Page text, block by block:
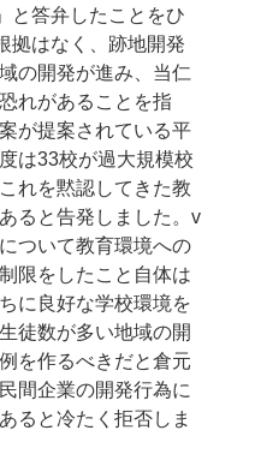
と答弁したことをひ
拠はなく、跡地開発
の開発が進み、当仁
れがあることを指
が提案されている平
は33校が過大規模校
れを黙認してきた教
ると告発しました。v
ついて教育環境への
限をしたこと自体は
に良好な学校環境を
徒数が多い地域の開
を作るべきだと倉元
間企業の開発行為に
ると冷たく拒否しま